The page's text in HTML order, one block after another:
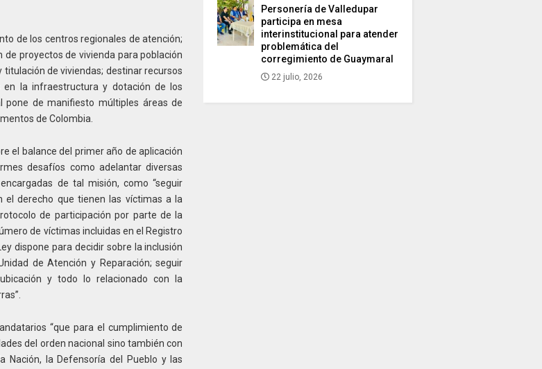
de los centros regionales de atención;
proyectos de vivienda para población
de viviendas; destinar recursos
en la infraestructura y dotación de los
pone de manifiesto múltiples áreas de
de Colombia.
el balance del primer año de aplicación
desafíos como adelantar diversas
de tal misión, como “seguir
el derecho que tienen las víctimas a la
de participación por parte de la
de víctimas incluidas en el Registro
dispone para decidir sobre la inclusión
de Atención y Reparación; seguir
y todo lo relacionado con la
“que para el cumplimiento de
del orden nacional sino también con
Nación, la Defensoría del Pueblo y las
Personería de Valledupar
participa en mesa
interinstitucional para atender
problemática del
corregimiento de Guaymaral
22 julio, 2026